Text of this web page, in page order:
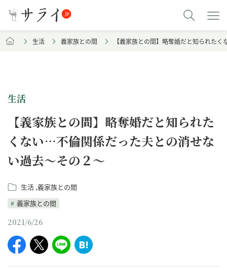
生活 義家族との間 【義家族との間】略奪婚だと知られた
生活
【義家族との間】略奪婚だと知られた
くない…不倫関係だった夫との消せな
い過去～その２～
生活 義家族との間
義家族との間
2021/6/26